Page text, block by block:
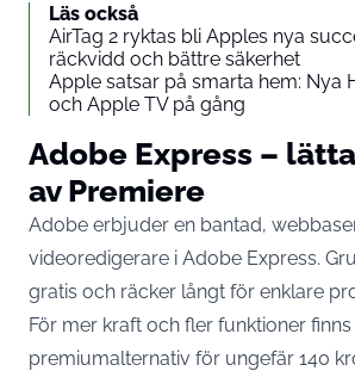
Läs också
AirTag 2 ryktas bli Apples nya
räckvidd och bättre säkerhet
Apple satsar på smarta hem: Nya
och Apple TV på gång
Adobe Express –
av Premiere
Adobe erbjuder en bantad,
videoredigerare i Adobe Express.
gratis och räcker långt för enklare
För mer kraft och fler funktioner
premiumalternativ för ungefär 140